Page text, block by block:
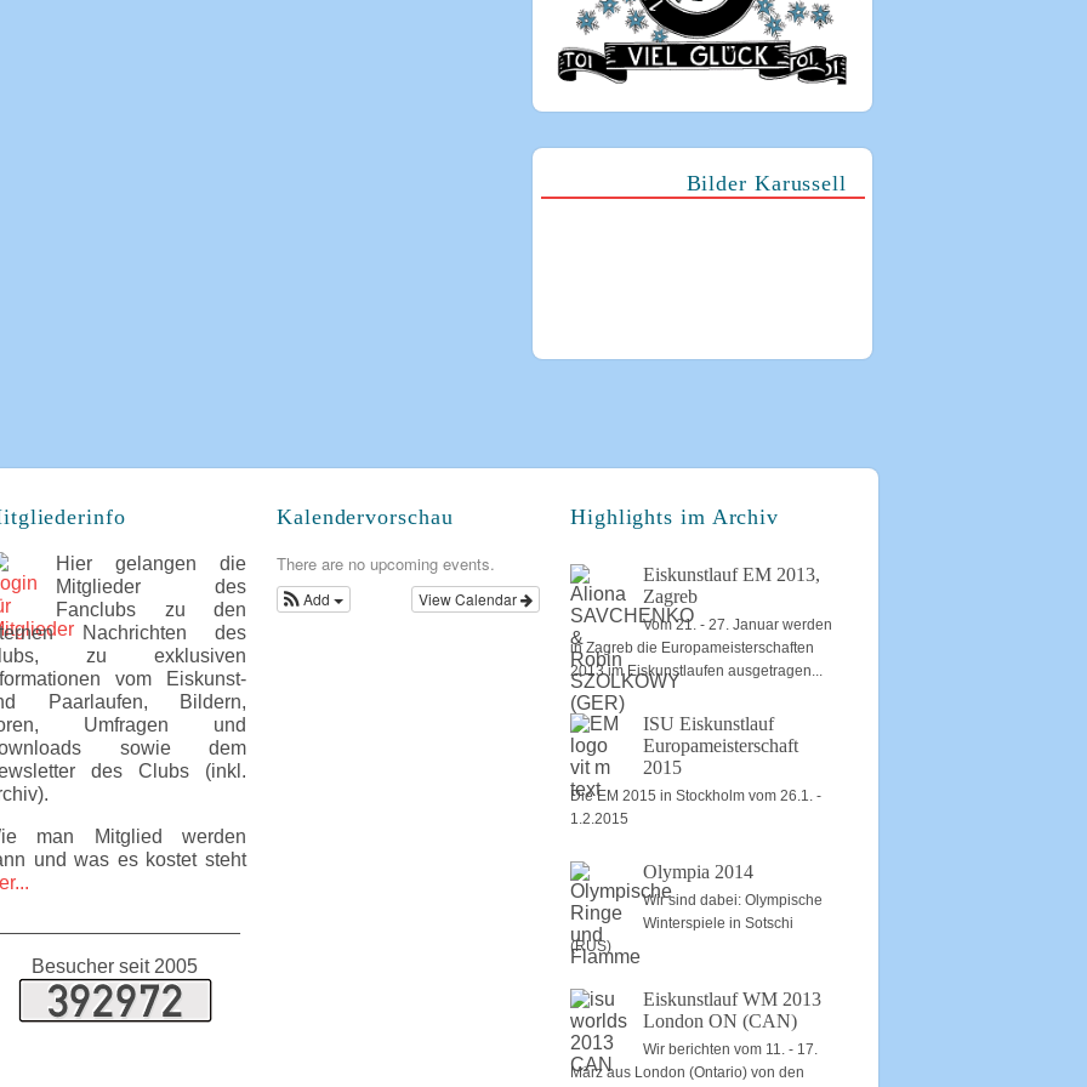
Bilder Karussell
Hier gelangen die
Mitglieder des
Fanclubs zu den
Nachrichten des
zu exklusiven
vom Eiskunst-
Paarlaufen, Bildern,
Umfragen und
sowie dem
des Clubs (inkl.
man Mitglied werden
und was es kostet steht
Besucher seit 2005
Kalendervorschau
There are no upcoming events.
View Calendar
Add
Highlights im Archiv
Eiskunstlauf EM 2013,
Zagreb
Vom 21. - 27. Januar werden
in Zagreb die Europameisterschaften
2013 im Eiskunstlaufen ausgetragen...
ISU Eiskunstlauf
Europameisterschaft
2015
Die EM 2015 in Stockholm vom 26.1. -
1.2.2015
Olympia 2014
Wir sind dabei: Olympische
Winterspiele in Sotschi
(RUS)
Eiskunstlauf WM 2013
London ON (CAN)
Wir berichten vom 11. - 17.
März aus London (Ontario) von den